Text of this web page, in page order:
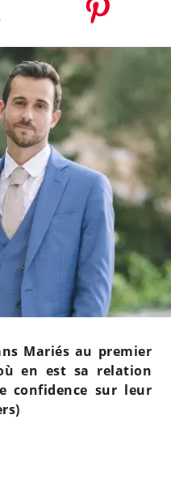
Mariés au premier
en est sa relation
confidence sur leur